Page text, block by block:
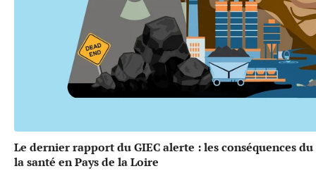
Le dernier rapport du GIEC alerte : les conséquences
la santé en Pays de la Loire